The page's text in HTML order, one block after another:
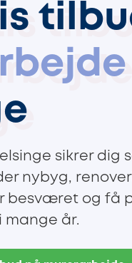
sikrer dig
nybyg,
besværet og få
mange år.